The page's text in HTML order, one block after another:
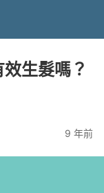
生髮嗎？
9 年前